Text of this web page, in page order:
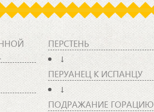
ПЕРСТЕНЬ
↓
ПЕРУАНЕЦ К ИСПАНЦУ
↓
ПОДРАЖАНИЕ ГОРАЦИЮ